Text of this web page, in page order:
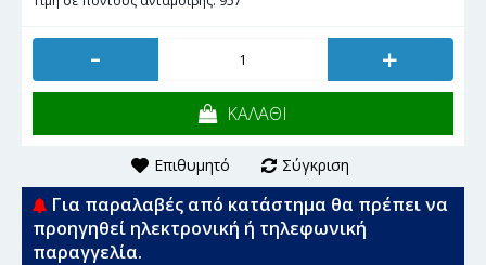
- +
ΚΑΛΑΘΙ
Επιθυμητό Σύγκριση
Για παραλαβές από κατάστημα θα πρέπει να
προηγηθεί ηλεκτρονική ή τηλεφωνική
παραγγελία.